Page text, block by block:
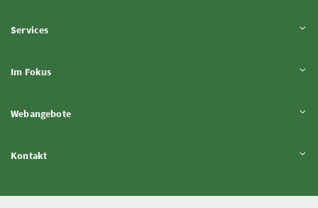
ServicesInhalt aufklappen
Im FokusInhalt aufklappen
WebangeboteInhalt aufklappen
KontaktInhalt aufklappen